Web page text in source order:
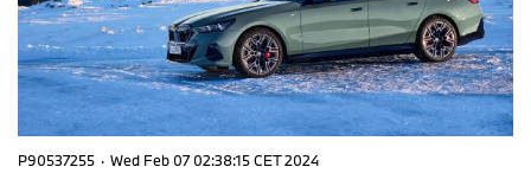
P90537255 · Wed Feb 07 02:38:15 CET 2024